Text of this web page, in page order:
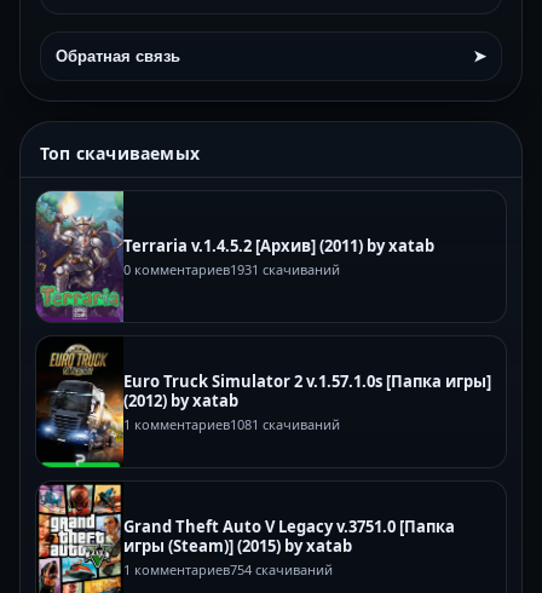
Обратная связь ➤
Топ скачиваемых
Terraria v.1.4.5.2 [Архив] (2011) by xatab
0 комментариев1931 скачиваний
Euro Truck Simulator 2 v.1.57.1.0s [Папка игры]
(2012) by xatab
1 комментариев1081 скачиваний
Grand Theft Auto V Legacy v.3751.0 [Папка
игры (Steam)] (2015) by xatab
1 комментариев754 скачиваний